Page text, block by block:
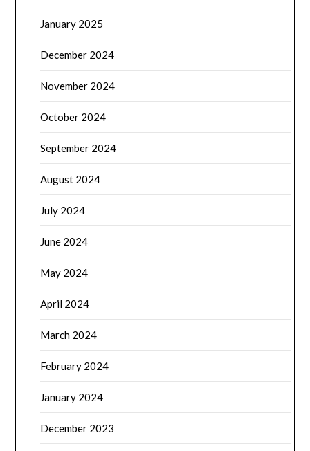
January 2025
December 2024
November 2024
October 2024
September 2024
August 2024
July 2024
June 2024
May 2024
April 2024
March 2024
February 2024
January 2024
December 2023